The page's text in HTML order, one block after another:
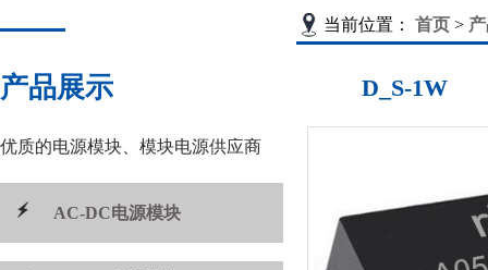
产品展示
优质的电源模块、模块电源供应商
AC-DC电源模块
当前位置： 首页 >
D_S-1W